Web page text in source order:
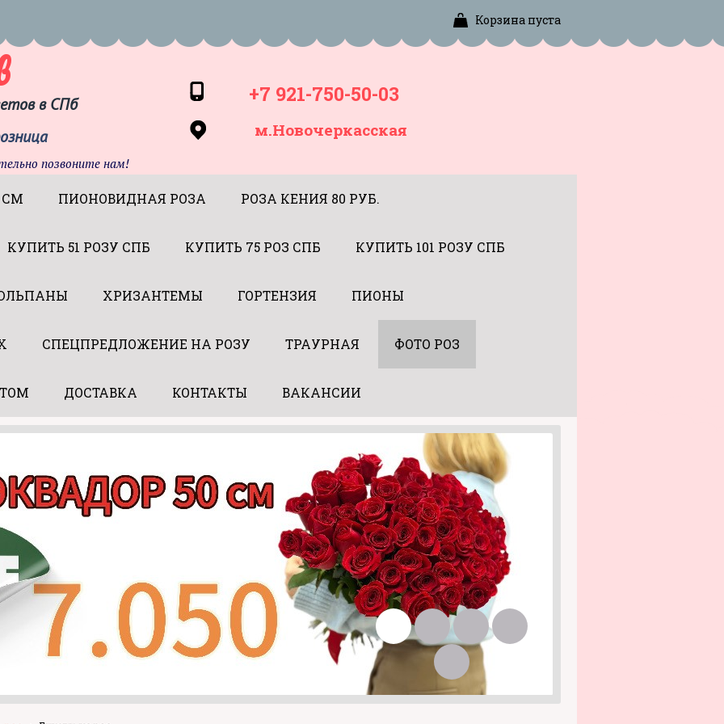
Корзина пуста
в СПб
позвоните нам!
+7 921-750-50-03
м.Новочеркасская
СМ ПИОНОВИДНАЯ РОЗА РОЗА КЕНИЯ 80 РУБ.
КУПИТЬ 51 РОЗУ СПБ КУПИТЬ 75 РОЗ СПБ КУПИТЬ 101 РОЗУ СПБ
ХРИЗАНТЕМЫ ГОРТЕНЗИЯ ПИОНЫ
СПЕЦПРЕДЛОЖЕНИЕ НА РОЗУ ТРАУРНАЯ ФОТО РОЗ
ДОСТАВКА КОНТАКТЫ ВАКАНСИИ